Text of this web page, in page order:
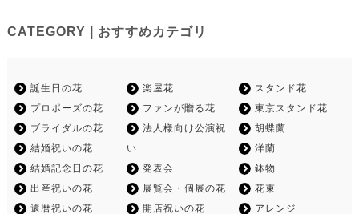
CATEGORY | おすすめカテゴリ
誕生日の花
プロポーズの花
ブライダルの花
結婚祝いの花
結婚記念日の花
出産祝いの花
還暦祝いの花
楽屋花
ファンが贈る花
法人様向け公演祝
い
発表会
展覧会・個展の花
開店祝いの花
スタンド花
東京スタンド花
胡蝶蘭
洋蘭
鉢物
花束
アレンジ